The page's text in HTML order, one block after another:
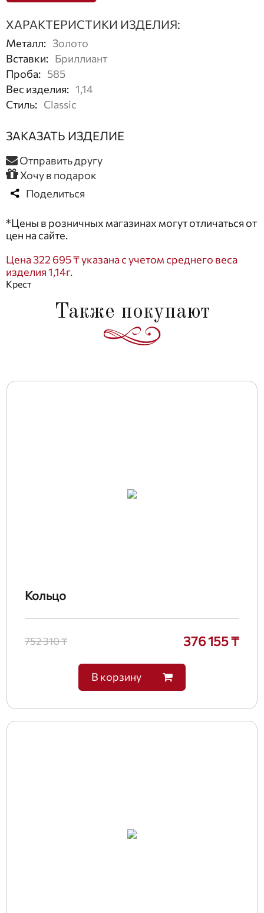
ХАРАКТЕРИСТИКИ ИЗДЕЛИЯ:
Металл: Золото
Вставки: Бриллиант
Проба: 585
Вес изделия: 1,14
Стиль: Classic
ЗАКАЗАТЬ ИЗДЕЛИЕ
Отправить другу
Хочу в подарок
Поделиться
*Цены в розничных магазинах могут отличаться от
цен на сайте.
Цена 322 695 ₸ указана с учетом среднего веса
изделия 1,14г.
Крест
Также покупают
Кольцо
752 310 ₸ 376 155 ₸
В корзину